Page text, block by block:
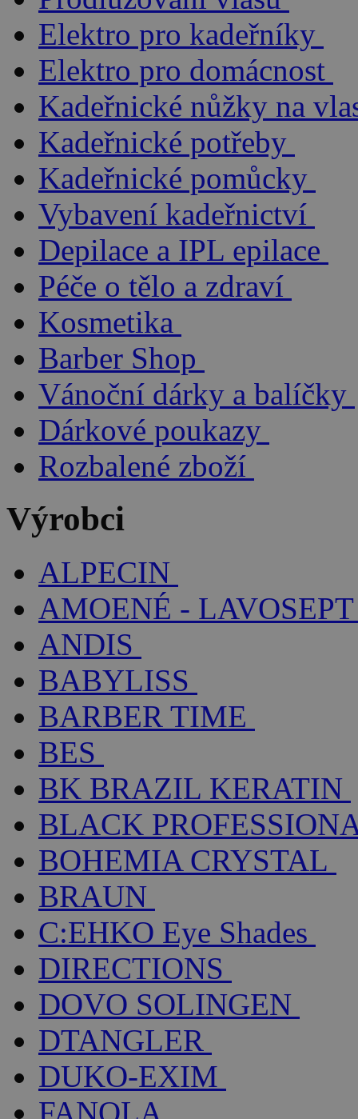
Elektro pro kadeřníky
Elektro pro domácnost
Kadeřnické nůžky na
Kadeřnické potřeby
Kadeřnické pomůcky
Vybavení kadeřnictví
Depilace a IPL epilace
Péče o tělo a zdraví
Kosmetika
Barber Shop
Vánoční dárky a balíčky
Dárkové poukazy
Rozbalené zboží
Výrobci
ALPECIN
AMOENÉ - LAVOSEPT
ANDIS
BABYLISS
BARBER TIME
BES
BK BRAZIL KERATIN
BLACK
BOHEMIA CRYSTAL
BRAUN
C:EHKO Eye Shades
DIRECTIONS
DOVO SOLINGEN
DTANGLER
DUKO-EXIM